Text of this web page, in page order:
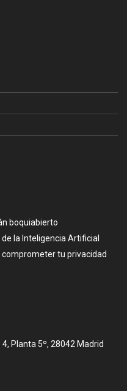
boquiabierto
la Inteligencia Artificial
tu privacidad
Planta 5º, 28042 Madrid